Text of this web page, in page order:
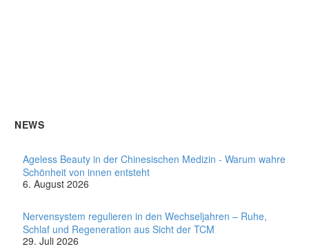
NEWS
Ageless Beauty in der Chinesischen Medizin - Warum wahre
Schönheit von innen entsteht
6. August 2026
Nervensystem regulieren in den Wechseljahren – Ruhe,
Schlaf und Regeneration aus Sicht der TCM
29. Juli 2026